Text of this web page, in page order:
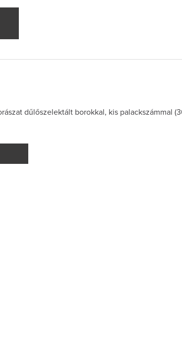
dűlőszelektált borokkal, kis palackszámmal